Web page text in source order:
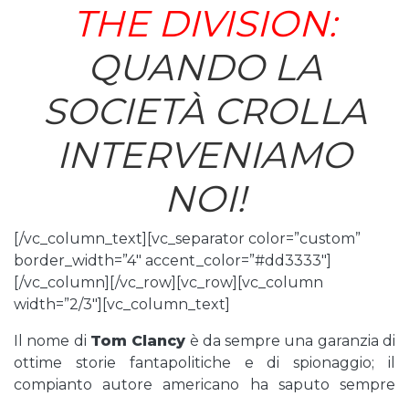
THE DIVISION:
QUANDO LA
SOCIETÀ CROLLA
INTERVENIAMO
NOI!
[/vc_column_text][vc_separator color=”custom”
border_width=”4″ accent_color=”#dd3333″]
[/vc_column][/vc_row][vc_row][vc_column
width=”2/3″][vc_column_text]
Il nome di Tom Clancy è da sempre una garanzia di
ottime storie fantapolitiche e di spionaggio; il
compianto autore americano ha saputo sempre